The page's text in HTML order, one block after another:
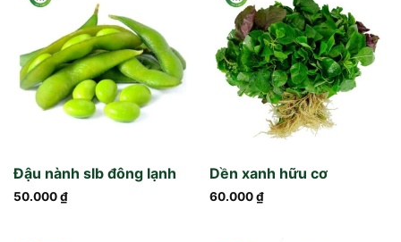
Đậu nành slb đông lạnh
50.000₫
Dền xanh hữu cơ
60.000₫